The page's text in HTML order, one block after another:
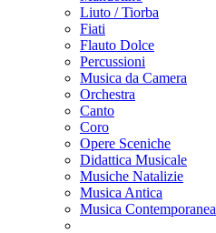
Liuto / Tiorba
Fiati
Flauto Dolce
Percussioni
Musica da Camera
Orchestra
Canto
Coro
Opere Sceniche
Didattica Musicale
Musiche Natalizie
Musica Antica
Musica Contemporanea